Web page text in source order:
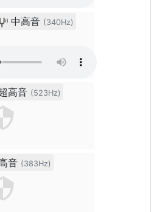
中高音 (340Hz)
高音 (523Hz)
音 (383Hz)